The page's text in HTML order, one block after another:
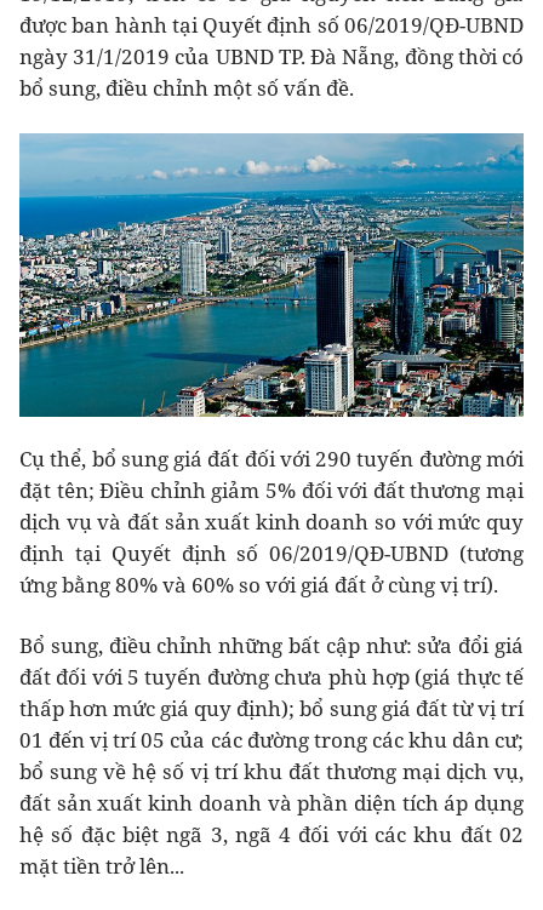
được ban hành tại Quyết định số 06/2019/QĐ-UBND
ngày 31/1/2019 của UBND TP. Đà Nẵng, đồng thời có
bổ sung, điều chỉnh một số vấn đề.
Cụ thể, bổ sung giá đất đối với 290 tuyến đường mới
đặt tên; Điều chỉnh giảm 5% đối với đất thương mại
dịch vụ và đất sản xuất kinh doanh so với mức quy
định tại Quyết định số 06/2019/QĐ-UBND (tương
ứng bằng 80% và 60% so với giá đất ở cùng vị trí).
Bổ sung, điều chỉnh những bất cập như: sửa đổi giá
đất đối với 5 tuyến đường chưa phù hợp (giá thực tế
thấp hơn mức giá quy định); bổ sung giá đất từ vị trí
01 đến vị trí 05 của các đường trong các khu dân cư;
bổ sung về hệ số vị trí khu đất thương mại dịch vụ,
đất sản xuất kinh doanh và phần diện tích áp dụng
hệ số đặc biệt ngã 3, ngã 4 đối với các khu đất 02
mặt tiền trở lên...